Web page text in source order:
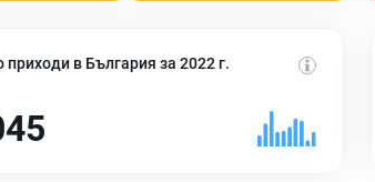
приходи в България за 2022 г.